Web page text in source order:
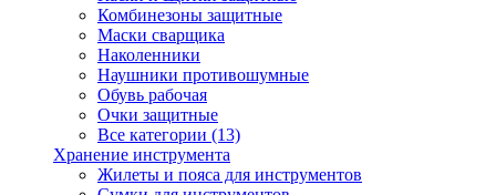
Комбинезоны защитные
Маски сварщика
Наколенники
Наушники противошумные
Обувь рабочая
Очки защитные
Все категории (13)
Хранение инструмента
Жилеты и пояса для инструментов